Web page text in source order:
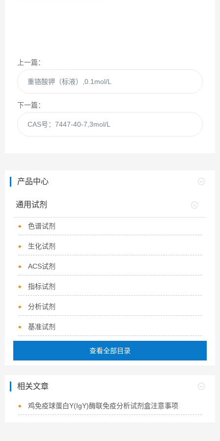
上一篇：
重铬酸钾（标液）,0.1mol/L
下一篇：
CAS号：7447-40-7,3mol/L
产品中心
通用试剂
色谱试剂
生化试剂
ACS试剂
指标试剂
分析试剂
基准试剂
查看全部目录
相关文章
鸡免疫球蛋白Y(IgY)酶联免疫分析试剂盒注意事项